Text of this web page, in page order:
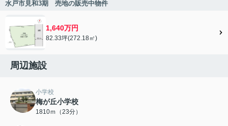
水戸市見和3期 売地の販売中物件
1,640万円
82.33坪(272.18㎡)
周辺施設
小学校
梅が丘小学校
1810ｍ（23分）